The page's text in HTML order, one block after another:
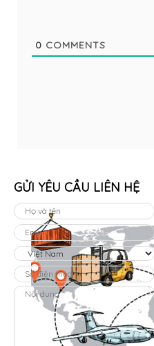
0 COMMENTS
GỬI YÊU CẦU LIÊN HỆ